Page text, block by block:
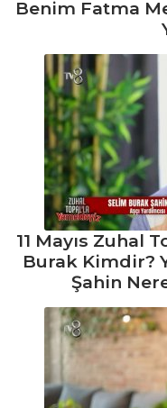
Benim Fatma
11 Mayıs Zuhal
Burak Kimdir?
Şahin